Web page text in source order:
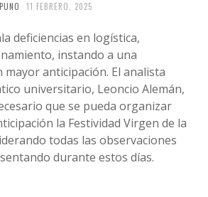
11 FEBRERO, 2025
deficiencias en logística,
instando a una
anticipación. El analista
universitario, Leoncio Alemán,
que se pueda organizar
la Festividad Virgen de la
todas las observaciones
durante estos días.